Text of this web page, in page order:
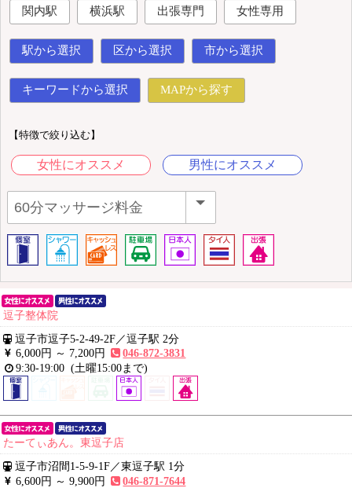
関内駅 横浜駅 出張専門 女性専用
駅から選択 区から選択 市から選択
キーワードから選択 MAPから探す
【特徴で絞り込む】
女性にオススメ 男性にオススメ
逗子整体院
逗子市逗子5-2-49-2F／逗子駅 2分
6,000円 ～ 7,200円
046-872-3831
9:30-19:00 (土曜15:00まで)
たーてぃあん。東逗子店
逗子市沼間1-5-9-1F／東逗子駅 1分
6,600円 ～9,900円
046-871-7644